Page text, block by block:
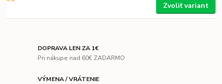
Zvoliť variant
DOPRAVA LEN ZA 1€
Pri nákupe nad 60€ ZADARMO
VÝMENA / VRÁTENIE